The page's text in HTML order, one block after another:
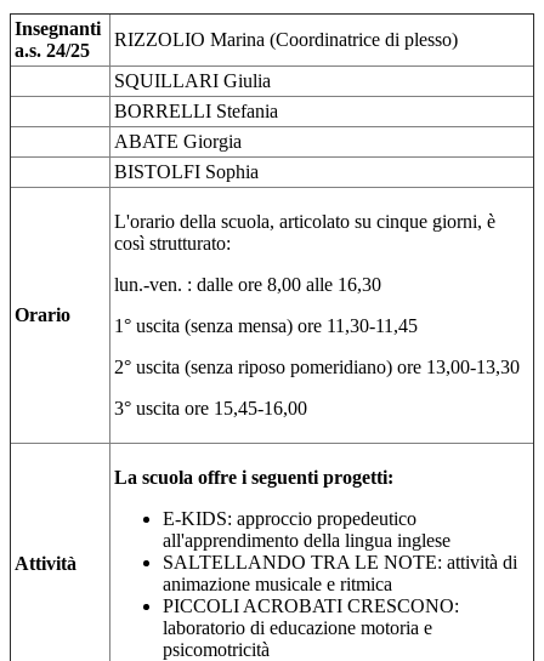
Insegnanti
a.s. 24/25
RIZZOLIO Marina (Coordinatrice di plesso)
SQUILLARI Giulia
BORRELLI Stefania
ABATE Giorgia
BISTOLFI Sophia
Orario
L'orario della scuola, articolato su cinque giorni, è
così strutturato:
lun.-ven. : dalle ore 8,00 alle 16,30
1° uscita (senza mensa) ore 11,30-11,45
2° uscita (senza riposo pomeridiano) ore 13,00-13,30
3° uscita ore 15,45-16,00
Attività
La scuola offre i seguenti progetti:
E-KIDS: approccio propedeutico
all'apprendimento della lingua inglese
SALTELLANDO TRA LE NOTE: attività di
animazione musicale e ritmica
PICCOLI ACROBATI CRESCONO:
laboratorio di educazione motoria e
psicomotricità